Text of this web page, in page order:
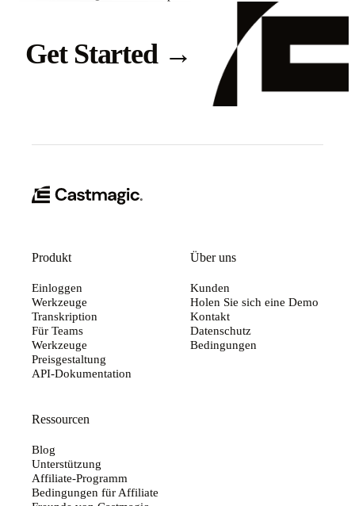
Get Started →
Produkt
Einloggen
Werkzeuge
Transkription
Für Teams
Werkzeuge
Preisgestaltung
API-Dokumentation
Über uns
Kunden
Holen Sie sich eine Demo
Kontakt
Datenschutz
Bedingungen
Ressourcen
Blog
Unterstützung
Affiliate-Programm
Bedingungen für Affiliate